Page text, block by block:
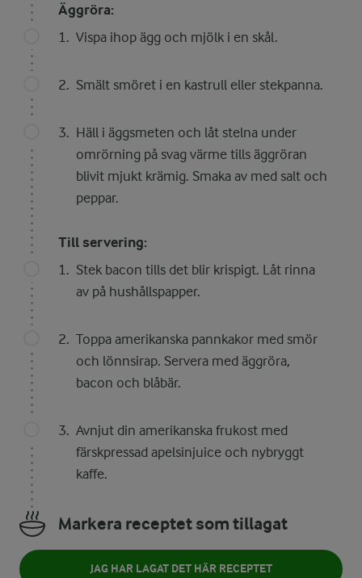
Äggröra:
Vispa ihop ägg och mjölk i en skål.
Smält smöret i en kastrull eller stekpanna.
Häll i äggsmeten och låt stelna under
omrörning på svag värme tills äggröran
blivit mjukt krämig. Smaka av med salt och
peppar.
Till servering:
Stek bacon tills det blir krispigt. Låt rinna
av på hushållspapper.
Toppa amerikanska pannkakor med smör
och lönnsirap. Servera med äggröra,
bacon och blåbär.
Avnjut din amerikanska frukost med
färskpressad apelsinjuice och nybryggt
kaffe.
Markera receptet som tillagat
JAG HAR LAGAT DET HÄR RECEPTET